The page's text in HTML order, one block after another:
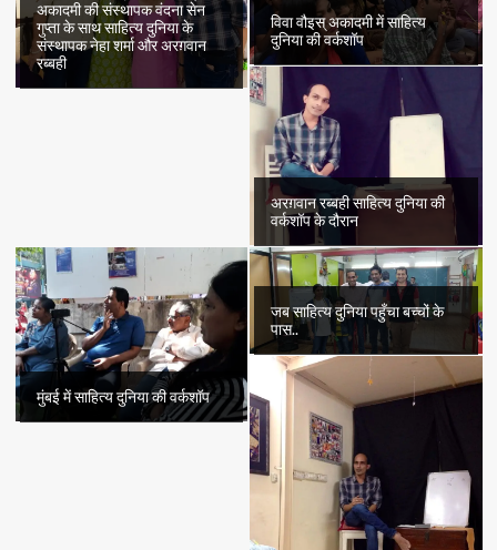
अकादमी की संस्थापक वंदना सेन
गुप्ता के साथ साहित्य दुनिया के
संस्थापक नेहा शर्मा और अरग़वान
रब्बही
विवा वौइस् अकादमी में साहित्य
दुनिया की वर्कशॉप
अरग़वान रब्बही साहित्य दुनिया की
वर्कशॉप के दौरान
मुंबई में साहित्य दुनिया की वर्कशॉप
जब साहित्य दुनिया पहुँचा बच्चों के
पास..